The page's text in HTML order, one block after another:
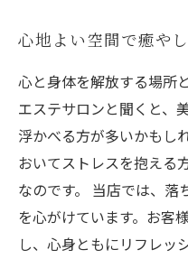
心地よい空間で癒や
心と身体を解放する場所
エステサロンと聞くと、
浮かべる方が多いかもし
おいてストレスを抱える
なのです。 当店では、落
を心がけています。お客
し、心身ともにリフレッ